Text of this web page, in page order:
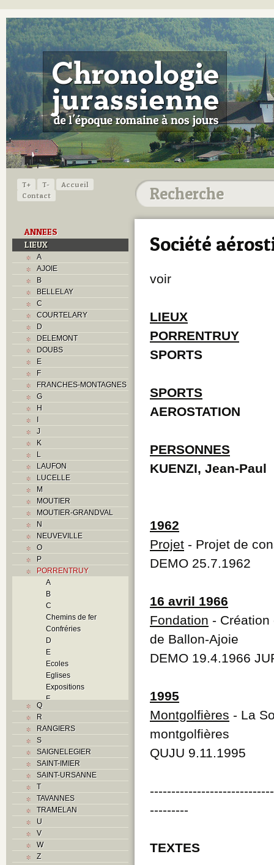
T+ T-
Accueil
Contact
ANNEES
LIEUX
A
AJOIE
B
BELLELAY
C
COURTELARY
D
DELEMONT
DOUBS
E
F
FRANCHES-MONTAGNES
G
H
I
J
K
L
LAUFON
LUCELLE
M
MOUTIER
MOUTIER-GRANDVAL
N
NEUVEVILLE
O
P
PORRENTRUY
A
B
C
Chemins de fer
Confréries
D
E
Ecoles
Eglises
Expositions
F
H
I
J
K
M
Monuments historiques
Q
R
RANGIERS
S
SAIGNELEGIER
SAINT-IMIER
SAINT-URSANNE
T
TAVANNES
TRAMELAN
U
V
W
Z
Société
voir
LIEUX
PORRENTRUY
SPORTS
SPORTS
AEROSTATION
PERSONNES
KUENZI, Jean-Paul
1962
Projet - Projet de
DEMO 25.7.1962
16 avril 1966
Fondation -
de Ballon-Ajoie
DEMO 19.4.1966
1995
Montgolfières - La
montgolfières
QUJU 9.11.1995
---------
TEXTES